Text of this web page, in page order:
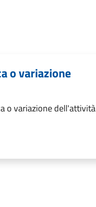
o variazione
o variazione dell'attività